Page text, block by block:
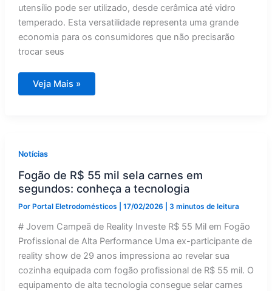
utensílio pode ser utilizado, desde cerâmica até vidro
temperado. Esta versatilidade representa uma grande
economia para os consumidores que não precisarão
trocar seus
Nova
tecnologia
de
indução
Veja Mais »
Notícias
Fogão de R$ 55 mil sela carnes em
segundos: conheça a tecnologia
Por Portal Eletrodomésticos 17/02/2026 3 minutos de leitura
# Jovem Campeã de Reality Investe R$ 55 Mil em Fogão
Profissional de Alta Performance Uma ex-participante de
reality show de 29 anos impressiona ao revelar sua
cozinha equipada com fogão profissional de R$ 55 mil. O
equipamento de alta tecnologia consegue selar carnes